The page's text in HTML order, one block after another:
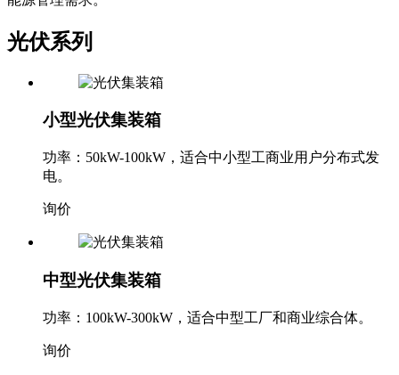
光伏系列
小型光伏集装箱
功率：50kW-100kW，适合中小型工商业用户分布式发
电。
询价
中型光伏集装箱
功率：100kW-300kW，适合中型工厂和商业综合体。
询价